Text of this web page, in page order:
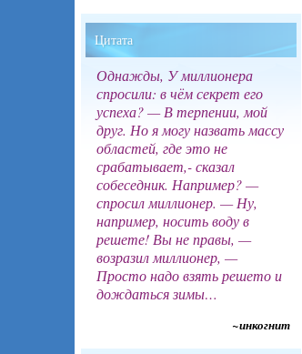
Цитата
Однажды, У миллионера
спросили: в чём секрет его
успеха? — В терпении, мой
друг. Но я могу назвать массу
областей, где это не
срабатывает,- сказал
собеседник. Например? —
спросил миллионер. — Ну,
например, носить воду в
решете! Вы не правы, —
возразил миллионер, —
Просто надо взять решето и
дождаться зимы…
~инкогнит